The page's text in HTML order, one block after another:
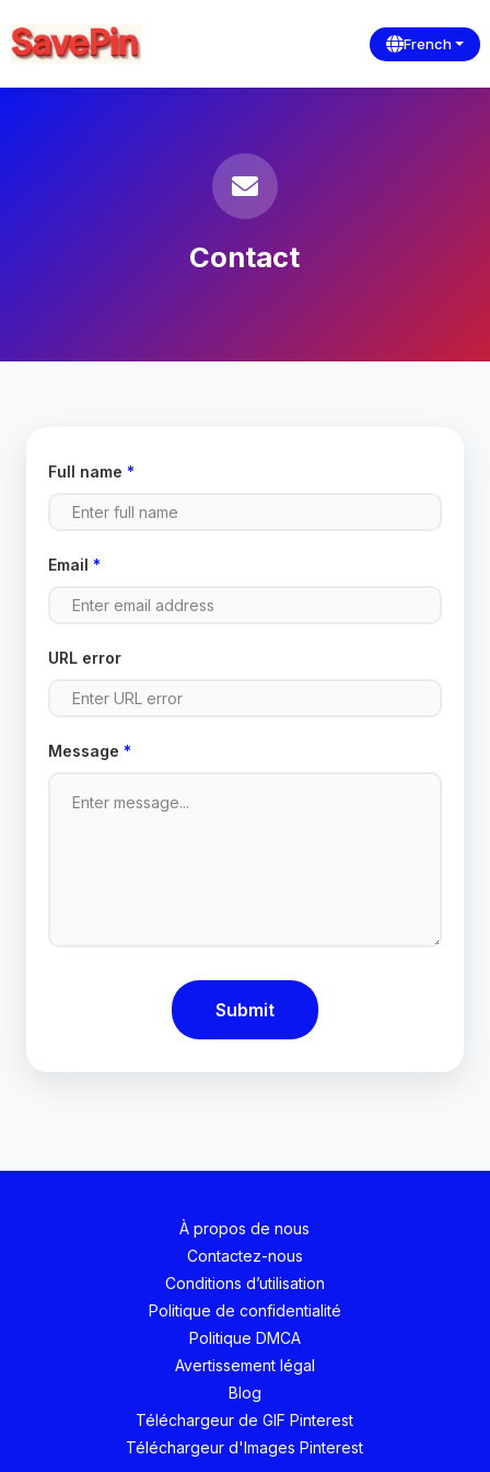
French
Contact
Full name *
Email *
URL error
Message *
Submit
À propos de nous
Contactez-nous
Conditions d’utilisation
Politique de confidentialité
Politique DMCA
Avertissement légal
Blog
Téléchargeur de GIF Pinterest
Téléchargeur d'Images Pinterest